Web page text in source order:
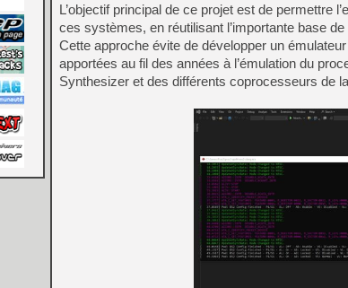
L’objectif principal de ce projet est de permettre
ces systèmes, en réutilisant l’importante base
Cette approche évite de développer un
apportées au fil des années à l’émulation du
Synthesizer et des différents coprocesseurs de